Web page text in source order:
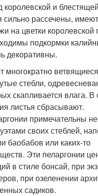
королевской и блестящей
сильно рассечены,
на цветки королевской
подкормки
декоративны.
многократно ветвящиеся
стебли,
скапливается влага. В
листья сбрасывают.
примечательны
своих стеблей,
баобабов или каких-то
Эти пеларгонии
в стиле бонсай, при
при озеленении
садиков.